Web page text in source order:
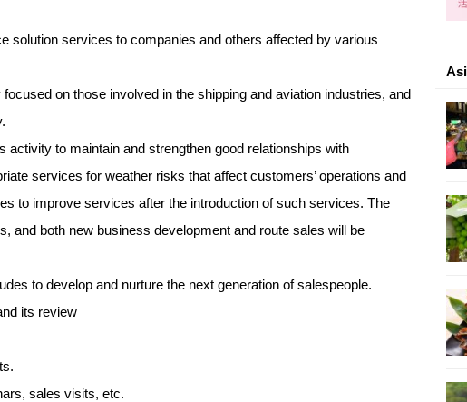
solution services to companies and others affected by various
on those involved in the shipping and aviation industries, and
activity to maintain and strengthen good relationships with
services for weather risks that affect customers’ operations and
to improve services after the introduction of such services. The
and both new business development and route sales will be
to develop and nurture the next generation of salespeople.
its review
sales visits, etc.